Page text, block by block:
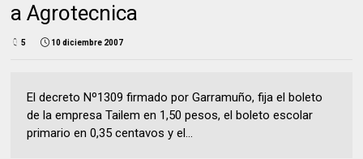
a Agrotecnica
5 10 diciembre 2007
El decreto Nº1309 firmado por Garramuño, fija el boleto
de la empresa Tailem en 1,50 pesos, el boleto escolar
primario en 0,35 centavos y el...